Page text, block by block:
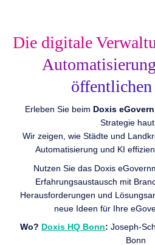
Die digitale
Erleben Sie beim Doxis
Strategie
Wir zeigen, wie Städte und
Automatisierung und KI
Nutzen Sie das Doxis
Erfahrungsaustausch mit
Herausforderungen und
neue Ideen für Ihre
Wo? Doxis HQ Bonn:Joseph-
Bonn